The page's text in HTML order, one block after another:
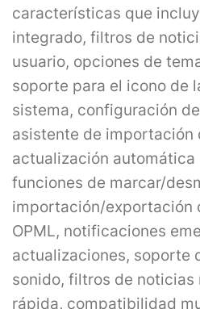
características que
integrado, filtros de
usuario, opciones de
soporte para el icono de
sistema, configuración
asistente de importación
actualización
funciones de marcar/
importación/exportación
OPML, notificaciones
actualizaciones, soporte
sonido, filtros de noticias
rápida, compatibilidad